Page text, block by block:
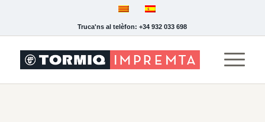
Truca'ns al telèfon: +34 932 033 698